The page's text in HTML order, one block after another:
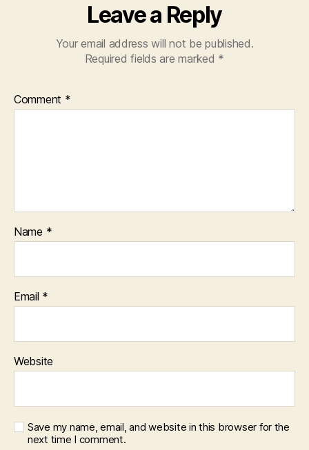
Leave a Reply
Your email address will not be published.
Required fields are marked *
Comment *
Name *
Email *
Website
Save my name, email, and website in this browser for the
next time I comment.